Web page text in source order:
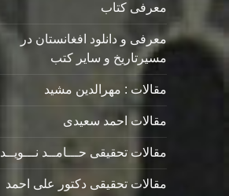
معرفی کتاب
معرفی و دانلود افغانستان در
مسیرتاریخ و سایر کتب
مقالات : مهرالدین مشید
مقالات احمد سعیدی
مقالات تحقیقی حـــامــد نـــویــد
مقالات تحقیقی دکتور علی احمد